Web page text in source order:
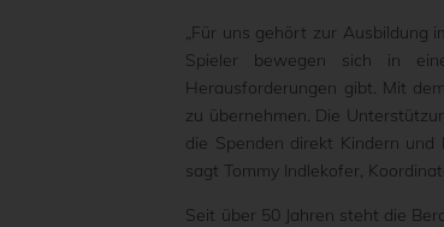
„Für uns gehört zur Ausbildung
Spieler bewegen sich in
Herausforderungen gibt. Mit
zu übernehmen. Die
die Spenden direkt Kindern
sagt Tommy Indlekofer,
Seit über 50 Jahren steht die